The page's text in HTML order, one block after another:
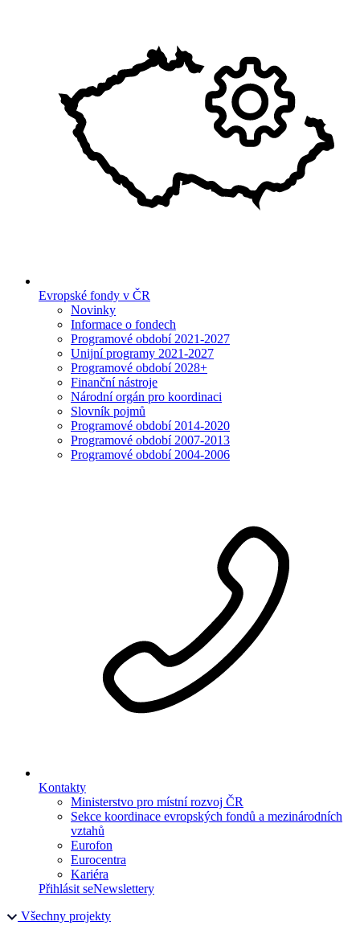
Evropské fondy v ČR
Novinky
Informace o fondech
Programové období 2021-2027
Unijní programy 2021-2027
Programové období 2028+
Finanční nástroje
Národní orgán pro koordinaci
Slovník pojmů
Programové období 2014-2020
Programové období 2007-2013
Programové období 2004-2006
Kontakty
Ministerstvo pro místní rozvoj ČR
Sekce koordinace evropských fondů a mezinárodních
vztahů
Eurofon
Eurocentra
Kariéra
Přihlásit seNewslettery
Všechny projekty